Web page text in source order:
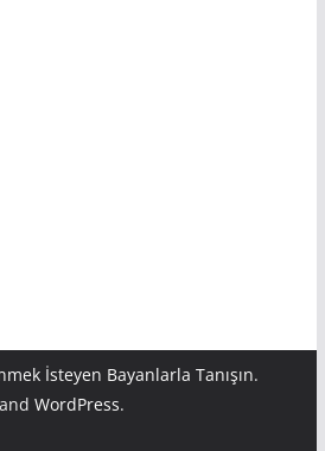
İsteyen Bayanlarla Tanışın.
WordPress.